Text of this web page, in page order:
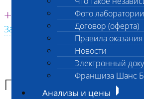
Единая круглосуточная справочная
+7 495 260 0 260
Заказать звонок с сайта
Фото лаборатории
Договор (оферта)
Правила
Новости
Электронный
Франшиза Шанс
Анализы и цены
Главная страница
Анализы и цены
ГЕМАТОЛОГИЯ
ГЕМАТОЛОГИЯ